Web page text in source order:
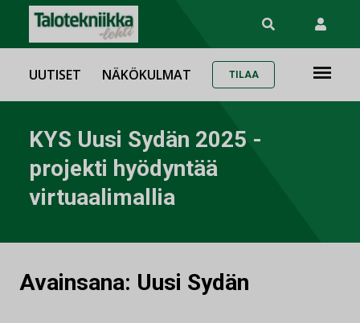
UUTISET NÄKÖKULMAT TILAA
KYS Uusi Sydän 2025 -
projekti hyödyntää
virtuaalimallia
Avainsana: Uusi Sydän